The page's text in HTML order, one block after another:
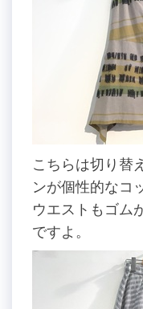
こちらは切り替
ンが個性的なコ
ウエストもゴム
ですよ。